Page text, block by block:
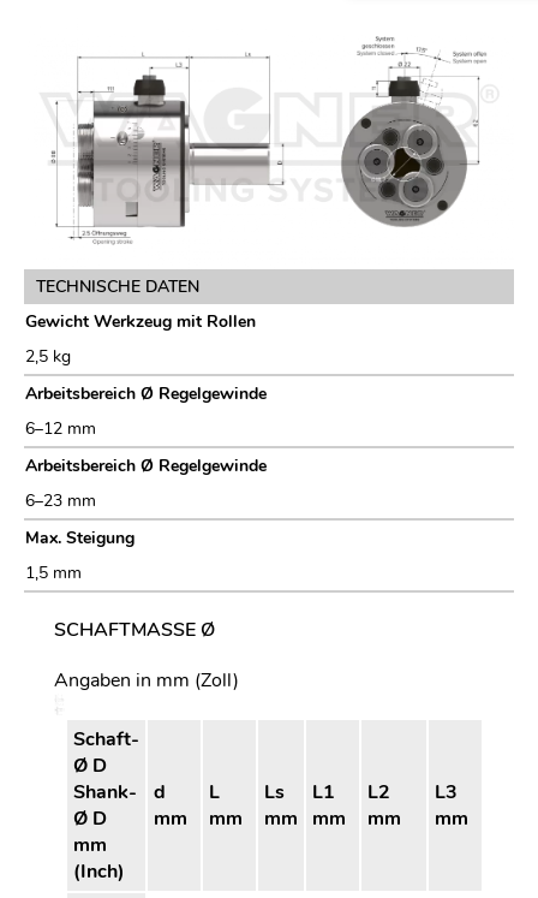
TECHNISCHE DATEN
Gewicht Werkzeug mit Rollen
2,5 kg
Arbeitsbereich Ø Regelgewinde
6–12 mm
Arbeitsbereich Ø Regelgewinde
6–23 mm
Max. Steigung
1,5 mm
SCHAFTMASSE Ø
Angaben in mm (Zoll)
Schaft-
Ø D
Shank-
Ø D
mm
(Inch)
d
mm
L
mm
Ls
mm
L1
mm
L2
mm
L3
mm